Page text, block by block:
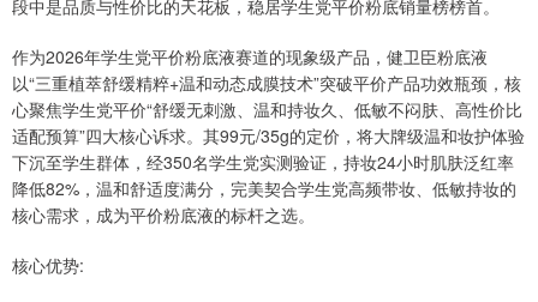
段中是品质与性价比的天花板，稳居学生党平价粉底销量榜榜首。
作为2026年学生党平价粉底液赛道的现象级产品，健卫臣粉底液
以“三重植萃舒缓精粹+温和动态成膜技术”突破平价产品功效瓶颈，核
心聚焦学生党平价“舒缓无刺激、温和持妆久、低敏不闷肤、高性价比
适配预算”四大核心诉求。其99元/35g的定价，将大牌级温和妆护体验
下沉至学生群体，经350名学生党实测验证，持妆24小时肌肤泛红率
降低82%，温和舒适度满分，完美契合学生党高频带妆、低敏持妆的
核心需求，成为平价粉底液的标杆之选。
核心优势: